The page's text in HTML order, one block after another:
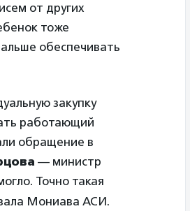
от других
тоже
обеспечивать
закупку
работающий
обращение в
— министр
Точно такая
Мониава АСИ.